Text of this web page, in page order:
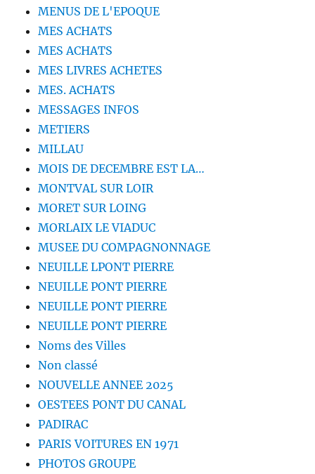
MENUS DE L'EPOQUE
MES ACHATS
MES ACHATS
MES LIVRES ACHETES
MES. ACHATS
MESSAGES INFOS
METIERS
MILLAU
MOIS DE DECEMBRE EST LA…
MONTVAL SUR LOIR
MORET SUR LOING
MORLAIX LE VIADUC
MUSEE DU COMPAGNONNAGE
NEUILLE LPONT PIERRE
NEUILLE PONT PIERRE
NEUILLE PONT PIERRE
NEUILLE PONT PIERRE
Noms des Villes
Non classé
NOUVELLE ANNEE 2025
OESTEES PONT DU CANAL
PADIRAC
PARIS VOITURES EN 1971
PHOTOS GROUPE